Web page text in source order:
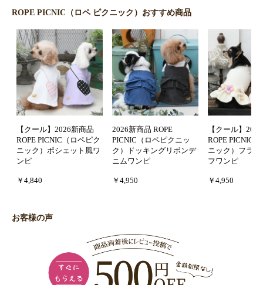
ROPE PICNIC（ロペ ピクニック）おすすめ商品
【クール】2026新商品
ROPE PICNIC（ロペピク
ニック）ポシェット風ワ
ンピ
￥4,840
2026新商品 ROPE
PICNIC（ロペピクニッ
ク）ドッキングリボンデ
ニムワンピ
￥4,950
【クール】
ROPE PICNIC
ニック）フラ
フワンピ
￥4,950
お客様の声